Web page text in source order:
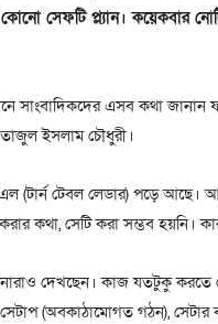
সেফটি প্ল্যান। কয়েকবার
সাংবাদিকদের এসব কথা জানান
তাজুল ইসলাম চৌধুরী।
(টার্ন টেবল লেডার) পড়ে আছে।
কথা, সেটি করা সম্ভব হয়নি।
দেখছেন। কাজ যতটুকু করতে
(অবকাঠামোগত গঠন), সেটার